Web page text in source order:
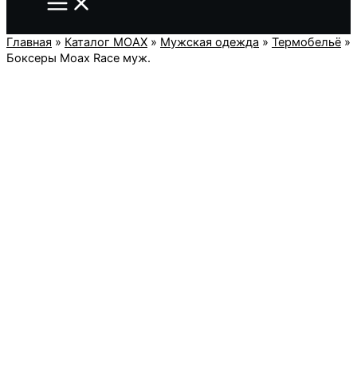
Главная » Каталог MOAX » Мужская одежда » Термобельё »
Боксеры Moax Race муж.